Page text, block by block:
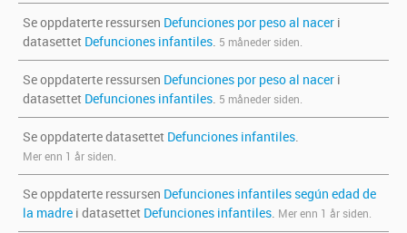
Se oppdaterte ressursen Defunciones por peso al nacer i
datasettet Defunciones infantiles. 5 måneder siden.
Se oppdaterte ressursen Defunciones por peso al nacer i
datasettet Defunciones infantiles. 5 måneder siden.
Se oppdaterte datasettet Defunciones infantiles.
Mer enn 1 år siden.
Se oppdaterte ressursen Defunciones infantiles según edad de
la madre i datasettet Defunciones infantiles. Mer enn 1 år siden.